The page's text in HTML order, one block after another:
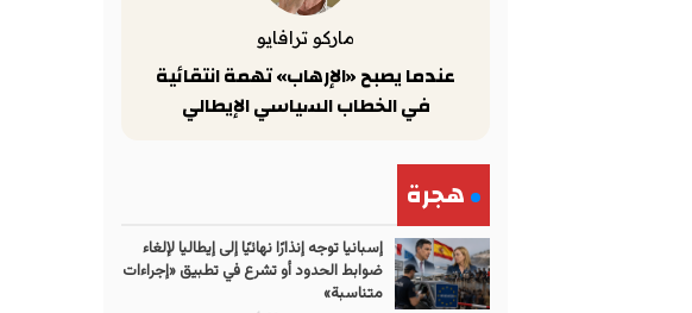
ماركو ترافايو
عندما يصبح «الإرهاب» تهمة انتقائية
في الخطاب السياسي الإيطالي
هجرة
إسبانيا توجه إنذارًا نهائيًا إلى إيطاليا لإلغاء
ضوابط الحدود أو تشرع في تطبيق «إجراءات
متناسبة»